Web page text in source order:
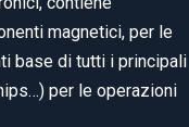
magnetici, per le
base di tutti i principali
per le operazioni